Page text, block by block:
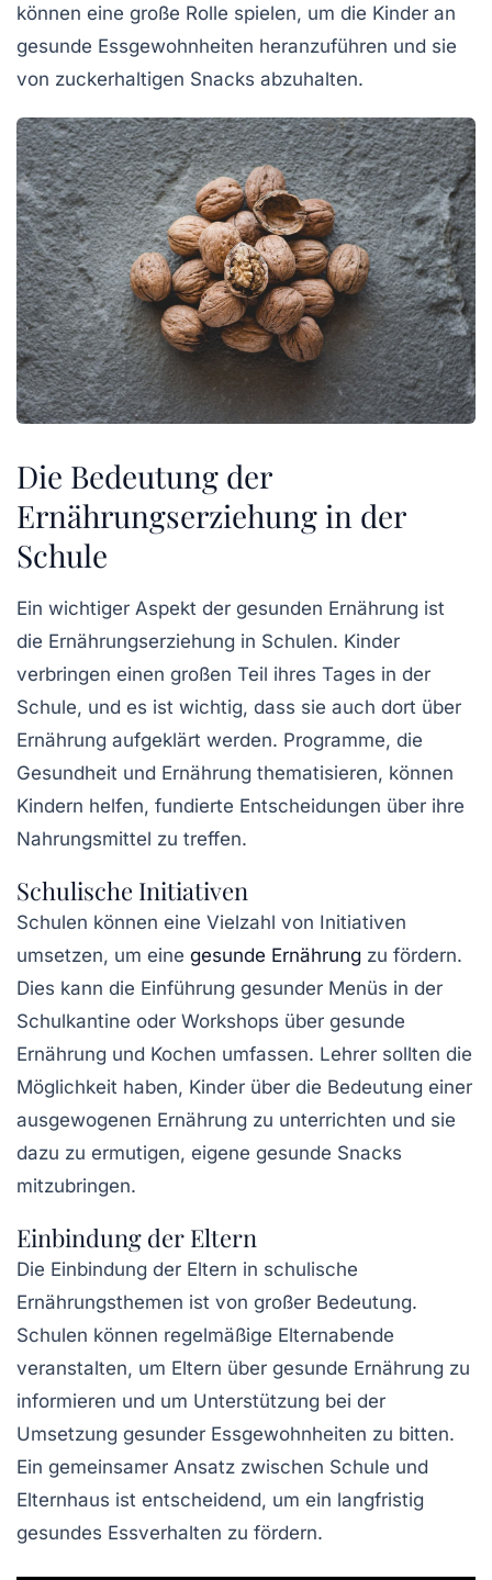
können eine große Rolle spielen, um die Kinder an
gesunde Essgewohnheiten heranzuführen und sie
von zuckerhaltigen Snacks abzuhalten.
Die Bedeutung der
Ernährungserziehung in der
Schule
Ein wichtiger Aspekt der gesunden Ernährung ist
die Ernährungserziehung in Schulen. Kinder
verbringen einen großen Teil ihres Tages in der
Schule, und es ist wichtig, dass sie auch dort über
Ernährung aufgeklärt werden. Programme, die
Gesundheit und Ernährung thematisieren, können
Kindern helfen, fundierte Entscheidungen über ihre
Nahrungsmittel zu treffen.
Schulische Initiativen
Schulen können eine Vielzahl von Initiativen
umsetzen, um eine gesunde Ernährung zu fördern.
Dies kann die Einführung gesunder Menüs in der
Schulkantine oder Workshops über gesunde
Ernährung und Kochen umfassen. Lehrer sollten die
Möglichkeit haben, Kinder über die Bedeutung einer
ausgewogenen Ernährung zu unterrichten und sie
dazu zu ermutigen, eigene gesunde Snacks
mitzubringen.
Einbindung der Eltern
Die Einbindung der Eltern in schulische
Ernährungsthemen ist von großer Bedeutung.
Schulen können regelmäßige Elternabende
veranstalten, um Eltern über gesunde Ernährung zu
informieren und um Unterstützung bei der
Umsetzung gesunder Essgewohnheiten zu bitten.
Ein gemeinsamer Ansatz zwischen Schule und
Elternhaus ist entscheidend, um ein langfristig
gesundes Essverhalten zu fördern.